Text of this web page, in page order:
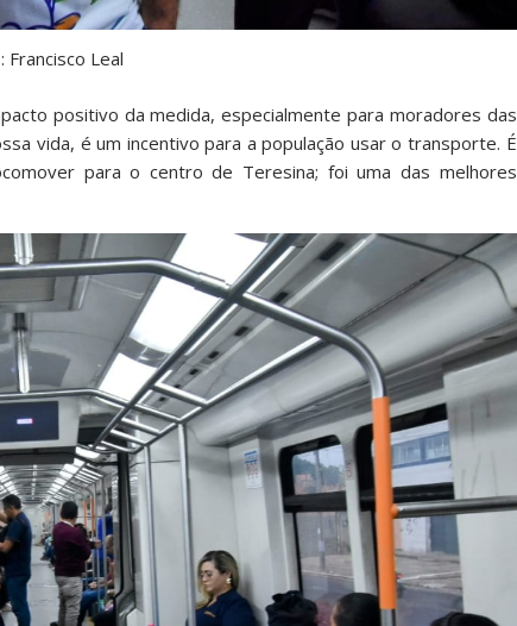
Francisco Leal
positivo da medida, especialmente para moradores das
vida, é um incentivo para a população usar o transporte. É
para o centro de Teresina; foi uma das melhores